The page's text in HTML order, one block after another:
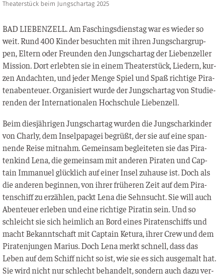
Theaterstück beim Jungschartag 2025
BAD LIEBENZELL. Am Faschings­diens­tag war es wie­der so
weit. Rund 400 Kin­der besuch­ten mit ihren Jung­schar­grup­
pen, Eltern oder Freun­den den Jung­s­char­tag der Lie­ben­zel­ler
Mis­si­on. Dort erleb­ten sie in einem Thea­ter­stück, Lie­dern, kur­
zen Andach­ten, und jeder Men­ge Spiel und Spaß rich­ti­ge Pira­
ten­aben­teu­er. Orga­ni­siert wur­de der Jung­s­char­tag von Stu­die­
ren­den der Inter­na­tio­na­len Hoch­schu­le Liebenzell.
Beim dies­jäh­ri­gen Jung­s­char­tag wur­den die Jung­schar­kin­der
von Char­ly, dem Insel­pa­pa­gei begrüßt, der sie auf eine span­
nen­de Rei­se mit­nahm. Gemein­sam beglei­te­ten sie das Pira­
ten­kind Lena, die gemein­sam mit ande­ren Pira­ten und Cap­
tain Imma­nu­el glück­lich auf einer Insel zuhau­se ist. Doch als
die ande­ren begin­nen, von ihrer frü­he­ren Zeit auf dem Pira­
ten­schiff zu erzäh­len, packt Lena die Sehn­sucht. Sie will auch
Aben­teu­er erle­ben und eine rich­ti­ge Pira­tin sein. Und so
schleicht sie sich heim­lich an Bord eines Pira­ten­schiffs und
macht Bekannt­schaft mit Cap­tain Ketu­ra, ihrer Crew und dem
Pira­ten­jun­gen Mari­us. Doch Lena merkt schnell, dass das
Leben auf dem Schiff nicht so ist, wie sie es sich aus­ge­malt hat.
Sie wird nicht nur schlecht behan­delt, son­dern auch dazu ver­